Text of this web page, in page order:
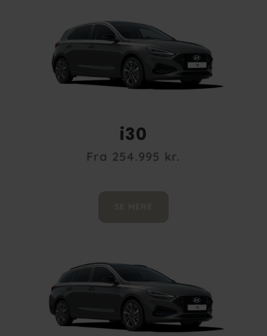
i30
Fra 254.995 kr.